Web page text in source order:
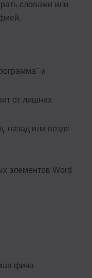
словами или
и
от лишних
назад или везде
элементов Word
фича